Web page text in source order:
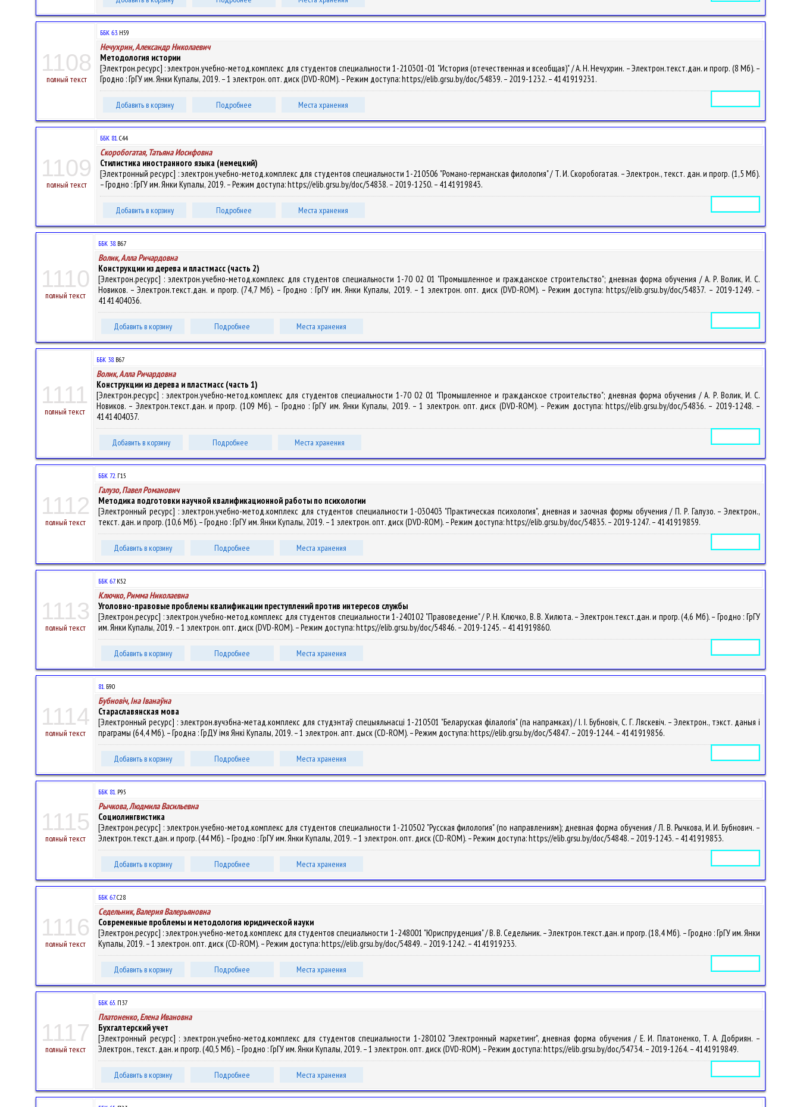
1108
полный текст
ББК 63.Н59
Нечухрин, Александр Николаевич
Методология истории
[Электрон.ресурс] : электрон.учебно-метод.комплекс для студентов специальности 1-210301-01 "История (отечественная и всеобщая)" / А. Н. Нечухрин. – Электрон.текст.дан. и прогр. (8 Мб). –
Гродно : ГрГУ им. Янки Купалы, 2019. – 1 электрон. опт. диск (DVD-ROM). – Режим доступа: https://elib.grsu.by/doc/54839. – 2019-1232. – 4141919231.
Добавить в корзину Подробнее Места хранения
1109
полный текст
ББК 81.С44
Скоробогатая, Татьяна Иосифовна
Стилистика иностранного языка (немецкий)
[Электронный ресурс] : электрон.учебно-метод.комплекс для студентов специальности 1-210506 "Романо-германская филология" / Т. И. Скоробогатая. – Электрон., текст. дан. и прогр. (1,5 Мб).
– Гродно : ГрГУ им. Янки Купалы, 2019. – Режим доступа: https://elib.grsu.by/doc/54838. – 2019-1250. – 4141919843.
Добавить в корзину Подробнее Места хранения
1110
полный текст
ББК 38.В67
Волик, Алла Ричардовна
Конструкции из дерева и пластмасс (часть 2)
[Электрон.ресурс] : электрон.учебно-метод.комплекс для студентов специальности 1-70 02 01 "Промышленное и гражданское строительство"; дневная форма обучения / А. Р. Волик, И. С.
Новиков. – Электрон.текст.дан. и прогр. (74,7 Мб). – Гродно : ГрГУ им. Янки Купалы, 2019. – 1 электрон. опт. диск (DVD-ROM). – Режим доступа: https://elib.grsu.by/doc/54837. – 2019-1249. –
4141404036.
Добавить в корзину Подробнее Места хранения
1111
полный текст
ББК 38.В67
Волик, Алла Ричардовна
Конструкции из дерева и пластмасс (часть 1)
[Электрон.ресурс] : электрон.учебно-метод.комплекс для студентов специальности 1-70 02 01 "Промышленное и гражданское строительство"; дневная форма обучения / А. Р. Волик, И. С.
Новиков. – Электрон.текст.дан. и прогр. (109 Мб). – Гродно : ГрГУ им. Янки Купалы, 2019. – 1 электрон. опт. диск (DVD-ROM). – Режим доступа: https://elib.grsu.by/doc/54836. – 2019-1248. –
4141404037.
Добавить в корзину Подробнее Места хранения
1112
полный текст
ББК 72.Г15
Галузо, Павел Романович
Методика подготовки научной квалификационной работы по психологии
[Электронный ресурс] : электрон.учебно-метод.комплекс для студентов специальности 1-030403 "Практическая психология", дневная и заочная формы обучения / П. Р. Галузо. – Электрон.,
текст. дан. и прогр. (10,6 Мб). – Гродно : ГрГУ им. Янки Купалы, 2019. – 1 электрон. опт. диск (DVD-ROM). – Режим доступа: https://elib.grsu.by/doc/54835. – 2019-1247. – 4141919859.
Добавить в корзину Подробнее Места хранения
1113
полный текст
ББК 67.К52
Ключко, Римма Николаевна
Уголовно-правовые проблемы квалификации преступлений против интересов службы
[Электрон.ресурс] : электрон.учебно-метод.комплекс для студентов специальности 1-240102 "Правоведение" / Р. Н. Ключко, В. В. Хилюта. – Электрон.текст.дан. и прогр. (4,6 Мб). – Гродно : ГрГУ
им. Янки Купалы, 2019. – 1 электрон. опт. диск (DVD-ROM). – Режим доступа: https://elib.grsu.by/doc/54846. – 2019-1245. – 4141919860.
Добавить в корзину Подробнее Места хранения
1114
полный текст
81.Б90
Бубновіч, Іна Іванаўна
Стараславянская мова
[Электронный ресурс] : электрон.вучэбна-метад.комплекс для студэнтаў спецыяльнасці 1-210501 "Беларуская філалогія" (па напрамках) / І. І. Бубновіч, С. Г. Ляскевіч. – Электрон., тэкст. даныя і
праграмы (64,4 Мб). – Гродна : ГрДУ імя Янкі Купалы, 2019. – 1 электрон. апт. дыск (CD-ROM). – Режим доступа: https://elib.grsu.by/doc/54847. – 2019-1244. – 4141919856.
Добавить в корзину Подробнее Места хранения
1115
полный текст
ББК 81.Р95
Рычкова, Людмила Васильевна
Социолингвистика
[Электрон.ресурс] : электрон.учебно-метод.комплекс для студентов специальности 1-210502 "Русская филология" (по направлениям); дневная форма обучения / Л. В. Рычкова, И. И. Бубнович. –
Электрон.текст.дан. и прогр. (44 Мб). – Гродно : ГрГУ им. Янки Купалы, 2019. – 1 электрон. опт. диск (CD-ROM). – Режим доступа: https://elib.grsu.by/doc/54848. – 2019-1243. – 4141919853.
Добавить в корзину Подробнее Места хранения
1116
полный текст
ББК 67.С28
Седельник, Валерия Валерьяновна
Современные проблемы и методология юридической науки
[Электрон.ресурс] : электрон.учебно-метод.комплекс для студентов специальности 1-248001 "Юриспруденция" / В. В. Седельник. – Электрон.текст.дан. и прогр. (18,4 Мб). – Гродно : ГрГУ им. Янки
Купалы, 2019. – 1 электрон. опт. диск (CD-ROM). – Режим доступа: https://elib.grsu.by/doc/54849. – 2019-1242. – 4141919233.
Добавить в корзину Подробнее Места хранения
1117
полный текст
ББК 65.П37
Платоненко, Елена Ивановна
Бухгалтерский учет
[Электронный ресурс] : электрон.учебно-метод.комплекс для студентов специальности 1-280102 "Электронный маркетинг", дневная форма обучения / Е. И. Платоненко, Т. А. Добриян. –
Электрон., текст. дан. и прогр. (40,5 Мб). – Гродно : ГрГУ им. Янки Купалы, 2019. – 1 электрон. опт. диск (DVD-ROM). – Режим доступа: https://elib.grsu.by/doc/54734. – 2019-1264. – 4141919849.
Добавить в корзину Подробнее Места хранения